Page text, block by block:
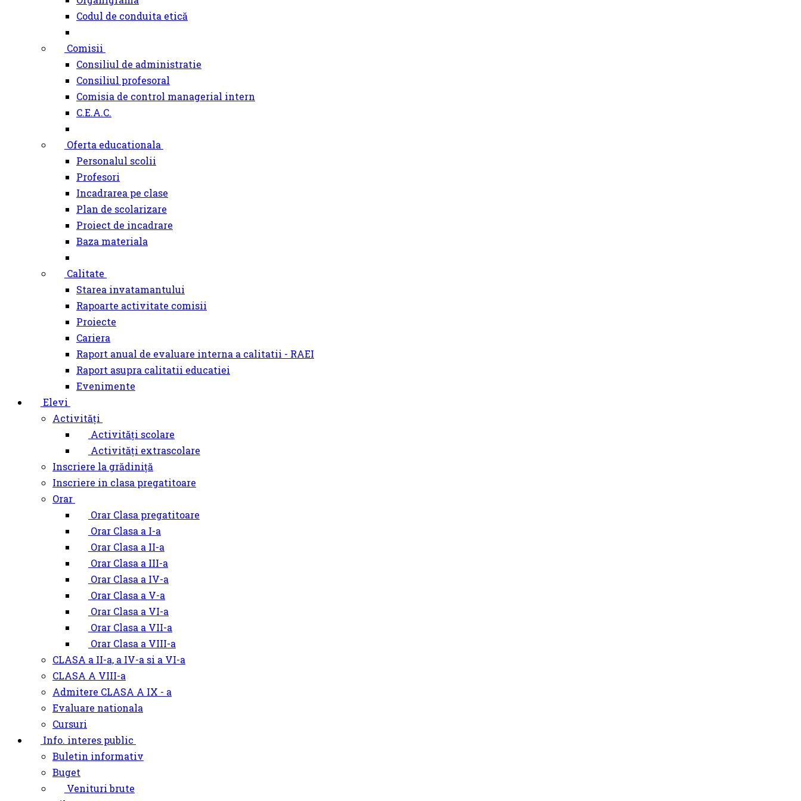
Codul de conduita etică
Comisii
Consiliul de administratie
Consiliul profesoral
Comisia de control managerial intern
C.E.A.C.
Oferta educationala
Personalul scolii
Profesori
Incadrarea pe clase
Plan de scolarizare
Proiect de incadrare
Baza materiala
Calitate
Starea invatamantului
Rapoarte activitate comisii
Proiecte
Cariera
Raport anual de evaluare interna a calitatii - RAEI
Raport asupra calitatii educatiei
Evenimente
Elevi
Activități
Activități scolare
Activități extrascolare
Inscriere la grădiniță
Inscriere in clasa pregatitoare
Orar
Orar Clasa pregatitoare
Orar Clasa a I-a
Orar Clasa a II-a
Orar Clasa a III-a
Orar Clasa a IV-a
Orar Clasa a V-a
Orar Clasa a VI-a
Orar Clasa a VII-a
Orar Clasa a VIII-a
CLASA a II-a, a IV-a si a VI-a
CLASA A VIII-a
Admitere CLASA A IX - a
Evaluare nationala
Cursuri
Info. interes public
Buletin informativ
Buget
Venituri brute